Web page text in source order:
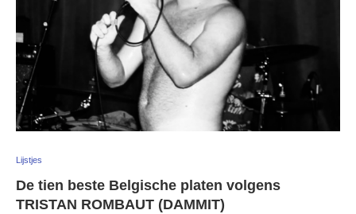
Lijstjes
De tien beste Belgische platen volgens
TRISTAN ROMBAUT (DAMMIT)